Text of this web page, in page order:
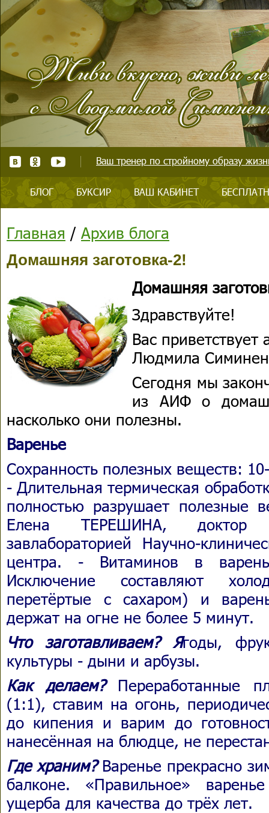
Ваш тренер по стройному образу
БЛОГ БУКСИР ВАШ КАБИНЕТ
Главная / Архив блога
Домашняя заготовка-2!
Домашняя
Здравствуйте!
Вас приветствует
Людмила
Сегодня мы
из АИФ о
насколько они полезны.
Варенье
Сохранность полезных веществ:
- Длительная термическая
полностью разрушает полезные
Елена ТЕРЕШИНА, доктор
завлабораторией Научно-
центра. - Витаминов в
Исключение составляют
перетёртые с сахаром) и
держат на огне не более 5 минут.
Что заготавливаем? Ягоды,
культуры - дыни и арбузы.
Как делаем?Переработанные
(1:1), ставим на огонь,
до кипения и варим до
нанесённая на блюдце, не
Где храним?Варенье прекрасно
балконе. «Правильное»
ущерба для качества до трёх лет.